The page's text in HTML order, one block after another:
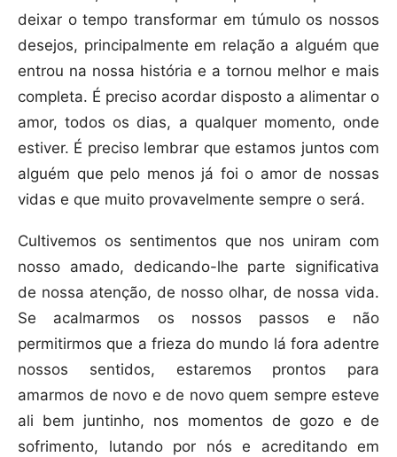
deixar o tempo transformar em túmulo os nossos
desejos, principalmente em relação a alguém que
entrou na nossa história e a tornou melhor e mais
completa. É preciso acordar disposto a alimentar o
amor, todos os dias, a qualquer momento, onde
estiver. É preciso lembrar que estamos juntos com
alguém que pelo menos já foi o amor de nossas
vidas e que muito provavelmente sempre o será.
Cultivemos os sentimentos que nos uniram com
nosso amado, dedicando-lhe parte significativa
de nossa atenção, de nosso olhar, de nossa vida.
Se acalmarmos os nossos passos e não
permitirmos que a frieza do mundo lá fora adentre
nossos sentidos, estaremos prontos para
amarmos de novo e de novo quem sempre esteve
ali bem juntinho, nos momentos de gozo e de
sofrimento, lutando por nós e acreditando em